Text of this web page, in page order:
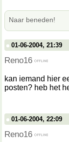
Naar beneden!
01-06-2004, 21:39
Reno16
kan iemand hier
posten? heb het
01-06-2004, 22:09
Reno16